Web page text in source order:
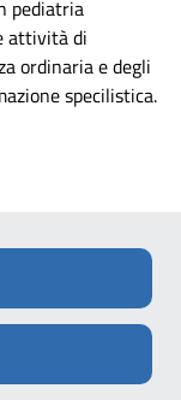
pediatria
attività di
ordinaria e degli
specilistica.